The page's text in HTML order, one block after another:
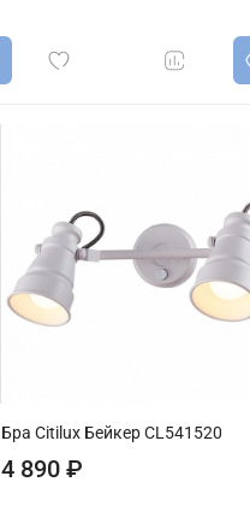
Бра Citilux Бейкер CL541520
4 890 ₽